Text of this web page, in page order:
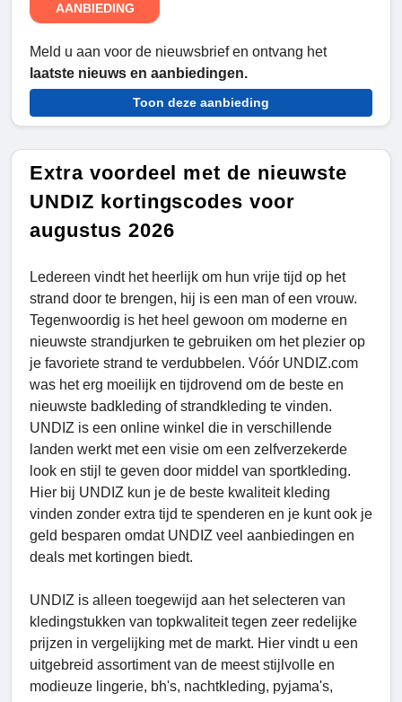
AANBIEDING
Meld u aan voor de nieuwsbrief en ontvang het
laatste nieuws en aanbiedingen.
Toon deze aanbieding
Extra voordeel met de nieuwste
UNDIZ kortingscodes voor
augustus 2026
Ledereen vindt het heerlijk om hun vrije tijd op het
strand door te brengen, hij is een man of een vrouw.
Tegenwoordig is het heel gewoon om moderne en
nieuwste strandjurken te gebruiken om het plezier op
je favoriete strand te verdubbelen. Vóór UNDIZ.com
was het erg moeilijk en tijdrovend om de beste en
nieuwste badkleding of strandkleding te vinden.
UNDIZ is een online winkel die in verschillende
landen werkt met een visie om een zelfverzekerde
look en stijl te geven door middel van sportkleding.
Hier bij UNDIZ kun je de beste kwaliteit kleding
vinden zonder extra tijd te spenderen en je kunt ook je
geld besparen omdat UNDIZ veel aanbiedingen en
deals met kortingen biedt.
UNDIZ is alleen toegewijd aan het selecteren van
kledingstukken van topkwaliteit tegen zeer redelijke
prijzen in vergelijking met de markt. Hier vindt u een
uitgebreid assortiment van de meest stijlvolle en
modieuze lingerie, bh's, nachtkleding, pyjama's,